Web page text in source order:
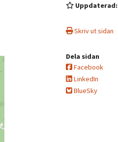
Uppdaterad:
Skriv ut sidan
Dela sidan
Facebook
LinkedIn
BlueSky